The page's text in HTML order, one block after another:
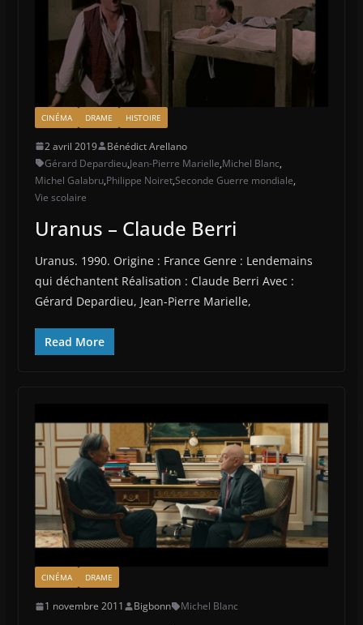
CINÉMA DRAME HISTOIRE
2 avril 2019
Bénédict Arellano
Gérard Depardieu,Jean-Pierre Marielle,Michel Blanc,
Michel Galabru,Philippe Noiret,Seconde Guerre mondiale,
Vie scolaire
Uranus – Claude Berri
Uranus. 1990. Origine : France Genre : Lendemains
qui déchantent Réalisation : Claude Berri Avec :
Gérard Depardieu, Jean-Pierre Marielle,
Read More
CINÉMA DRAME
1 novembre 2011 Bigbonn Michel Blanc